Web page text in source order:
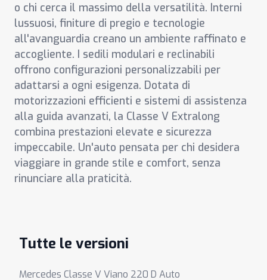
o chi cerca il massimo della versatilità. Interni
lussuosi, finiture di pregio e tecnologie
all'avanguardia creano un ambiente raffinato e
accogliente. I sedili modulari e reclinabili
offrono configurazioni personalizzabili per
adattarsi a ogni esigenza. Dotata di
motorizzazioni efficienti e sistemi di assistenza
alla guida avanzati, la Classe V Extralong
combina prestazioni elevate e sicurezza
impeccabile. Un'auto pensata per chi desidera
viaggiare in grande stile e comfort, senza
rinunciare alla praticità.
Tutte le versioni
Mercedes Classe V Viano 220 D Auto